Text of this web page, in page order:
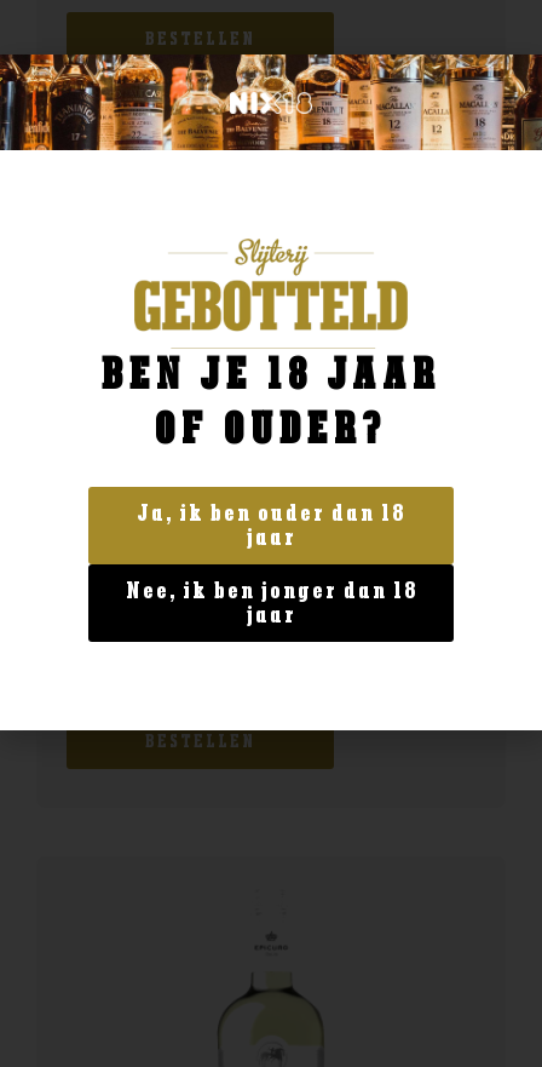
BESTELLEN
Epicuro Rosato Puglia
BESTELLEN
BEN JE 18 JAAR
OF OUDER?
Ja, ik ben ouder dan 18
jaar
Nee, ik ben jonger dan 18
jaar